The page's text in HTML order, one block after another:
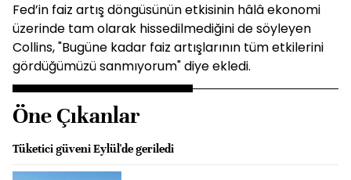
Fed’in faiz artış döngüsünün etkisinin hâlâ ekonomi
üzerinde tam olarak hissedilmediğini de söyleyen
Collins, "Bugüne kadar faiz artışlarının tüm etkilerini
gördüğümüzü sanmıyorum" diye ekledi.
Öne Çıkanlar
Tüketici güveni Eylül'de geriledi